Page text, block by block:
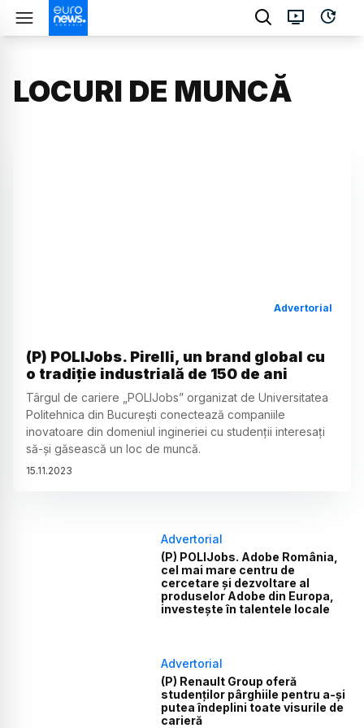
LOCURI DE MUNCĂ
Advertorial
(P) POLIJobs. Pirelli, un brand global cu
o tradiție industrială de 150 de ani
Târgul de cariere „POLIJobs” organizat de Universitatea
Politehnica din București conectează companiile
inovatoare din domeniul ingineriei cu studenții interesați
să-și găsească un loc de muncă.
15.11.2023
Advertorial
(P) POLIJobs. Adobe România,
cel mai mare centru de
cercetare și dezvoltare al
produselor Adobe din Europa,
investește în talentele locale
Advertorial
(P) Renault Group oferă
studenților pârghiile pentru a-și
putea îndeplini toate visurile de
carieră